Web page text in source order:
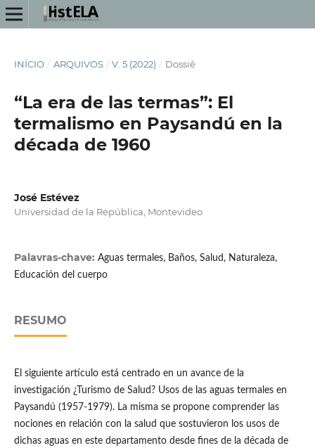
INÍCIO / ARQUIVOS / V. 5 (2022) / Dossiê
“La era de las termas”: El
termalismo en Paysandú en la
década de 1960
José Estévez
Universidad de la República, Montevideo
Palavras-chave: Aguas termales, Baños, Salud, Naturaleza,
Educación del cuerpo
RESUMO
El siguiente artículo está centrado en un avance de la
investigación ¿Turismo de Salud? Usos de las aguas termales en
Paysandú (1957-1979). La misma se propone comprender las
nociones en relación con la salud que sostuvieron los usos de
dichas aguas en este departamento desde fines de la década de